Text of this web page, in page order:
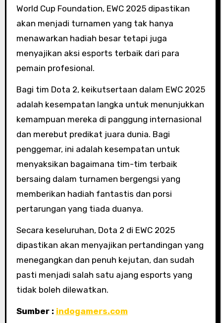
World Cup Foundation, EWC 2025 dipastikan
akan menjadi turnamen yang tak hanya
menawarkan hadiah besar tetapi juga
menyajikan aksi esports terbaik dari para
pemain profesional.
Bagi tim Dota 2, keikutsertaan dalam EWC 2025
adalah kesempatan langka untuk menunjukkan
kemampuan mereka di panggung internasional
dan merebut predikat juara dunia. Bagi
penggemar, ini adalah kesempatan untuk
menyaksikan bagaimana tim-tim terbaik
bersaing dalam turnamen bergengsi yang
memberikan hadiah fantastis dan porsi
pertarungan yang tiada duanya.
Secara keseluruhan, Dota 2 di EWC 2025
dipastikan akan menyajikan pertandingan yang
menegangkan dan penuh kejutan, dan sudah
pasti menjadi salah satu ajang esports yang
tidak boleh dilewatkan.
Sumber : indogamers.com